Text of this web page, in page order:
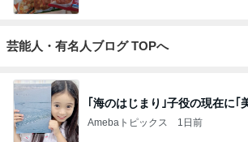
芸能人・有名人ブログ TOPへ
｢海のはじまり｣子役の現在に｢
Amebaトピックス 1日前